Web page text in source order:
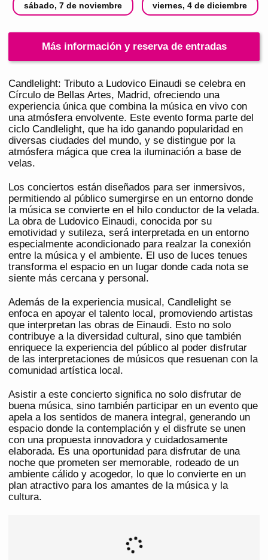
sábado, 7 de noviembre viernes, 4 de diciembre
Más información y reserva de entradas
Candlelight: Tributo a Ludovico Einaudi se celebra en
Círculo de Bellas Artes, Madrid, ofreciendo una
experiencia única que combina la música en vivo con
una atmósfera envolvente. Este evento forma parte del
ciclo Candlelight, que ha ido ganando popularidad en
diversas ciudades del mundo, y se distingue por la
atmósfera mágica que crea la iluminación a base de
velas.
Los conciertos están diseñados para ser inmersivos,
permitiendo al público sumergirse en un entorno donde
la música se convierte en el hilo conductor de la velada.
La obra de Ludovico Einaudi, conocida por su
emotividad y sutileza, será interpretada en un entorno
especialmente acondicionado para realzar la conexión
entre la música y el ambiente. El uso de luces tenues
transforma el espacio en un lugar donde cada nota se
siente más cercana y personal.
Además de la experiencia musical, Candlelight se
enfoca en apoyar el talento local, promoviendo artistas
que interpretan las obras de Einaudi. Esto no solo
contribuye a la diversidad cultural, sino que también
enriquece la experiencia del público al poder disfrutar
de las interpretaciones de músicos que resuenan con la
comunidad artística local.
Asistir a este concierto significa no solo disfrutar de
buena música, sino también participar en un evento que
apela a los sentidos de manera integral, generando un
espacio donde la contemplación y el disfrute se unen
con una propuesta innovadora y cuidadosamente
elaborada. Es una oportunidad para disfrutar de una
noche que prometen ser memorable, rodeado de un
ambiente cálido y acogedor, lo que lo convierte en un
plan atractivo para los amantes de la música y la
cultura.